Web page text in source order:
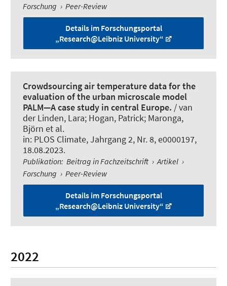
Forschung › Peer-Review
Details im Forschungsportal
„Research@Leibniz University“
Crowdsourcing air temperature data for the
evaluation of the urban microscale model
PALM—A case study in central Europe. / van
der Linden, Lara; Hogan, Patrick; Maronga,
Björn et al.
in: PLOS Climate, Jahrgang 2, Nr. 8, e0000197,
18.08.2023.
Publikation: Beitrag in Fachzeitschrift › Artikel ›
Forschung › Peer-Review
Details im Forschungsportal
„Research@Leibniz University“
2022